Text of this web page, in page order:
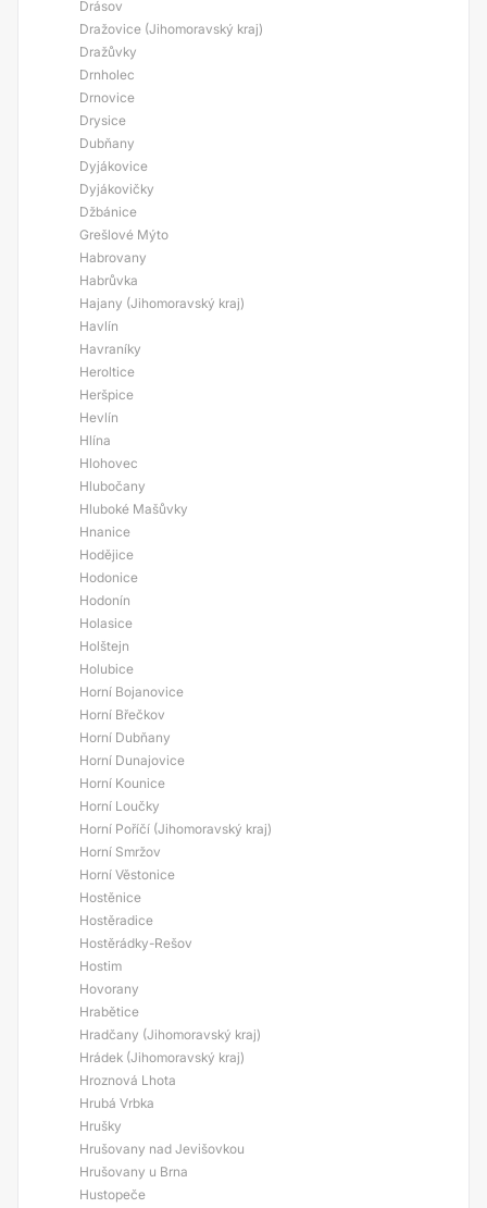
Drásov
Dražovice (Jihomoravský kraj)
Dražůvky
Drnholec
Drnovice
Drysice
Dubňany
Dyjákovice
Dyjákovičky
Džbánice
Grešlové Mýto
Habrovany
Habrůvka
Hajany (Jihomoravský kraj)
Havlín
Havraníky
Heroltice
Heršpice
Hevlín
Hlína
Hlohovec
Hlubočany
Hluboké Mašůvky
Hnanice
Hodějice
Hodonice
Hodonín
Holasice
Holštejn
Holubice
Horní Bojanovice
Horní Břečkov
Horní Dubňany
Horní Dunajovice
Horní Kounice
Horní Loučky
Horní Poříčí (Jihomoravský kraj)
Horní Smržov
Horní Věstonice
Hostěnice
Hostěradice
Hostěrádky-Rešov
Hostim
Hovorany
Hrabětice
Hradčany (Jihomoravský kraj)
Hrádek (Jihomoravský kraj)
Hroznová Lhota
Hrubá Vrbka
Hrušky
Hrušovany nad Jevišovkou
Hrušovany u Brna
Hustopeče